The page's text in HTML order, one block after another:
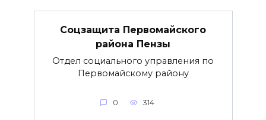
Соцзащита Первомайского
района Пензы
Отдел социального управления по
Первомайскому району
0 314